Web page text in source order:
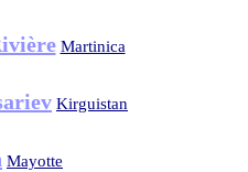
Martinica
Kirguistan
Mayotte